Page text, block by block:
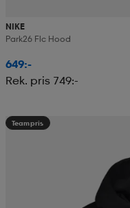
NIKE
Park26 Flc Hood
649:-
Rek. pris 749:-
Teampris